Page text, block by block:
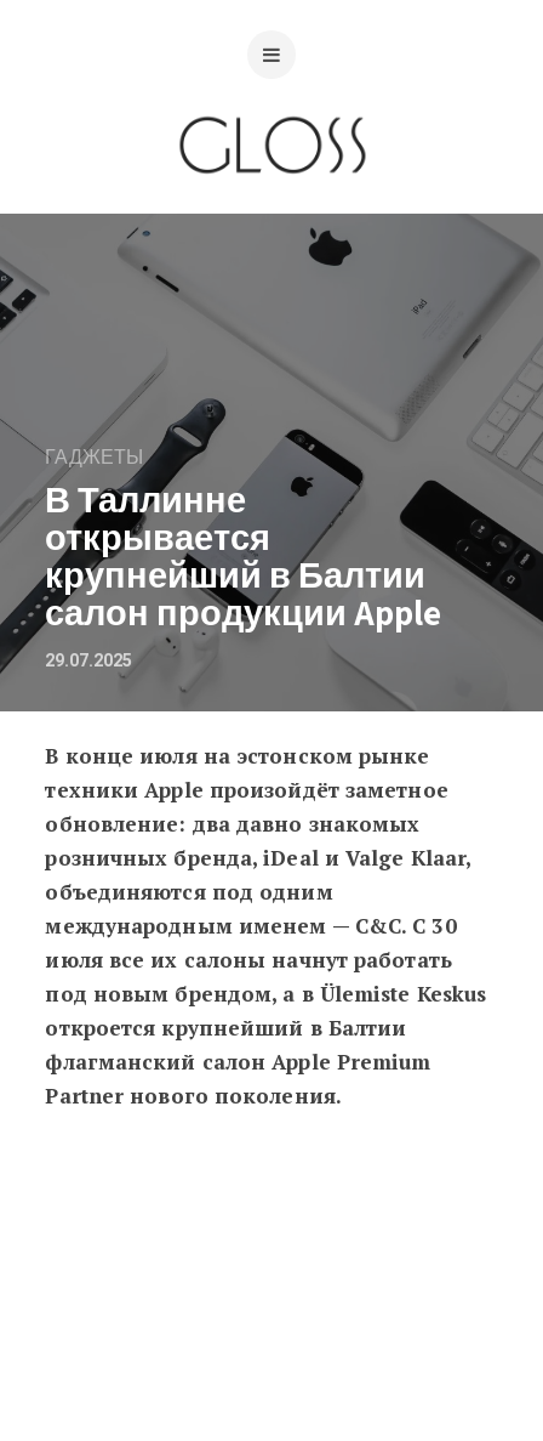
ГАДЖЕТЫ
В Таллинне
открывается
крупнейший в Балтии
салон продукции Apple
29.07.2025
В Таллинне открывается
В конце июля на эстонском рынке
техники Apple произойдёт заметное
обновление: два давно знакомых
розничных бренда, iDeal и Valge Klaar,
объединяются под одним
международным именем — C&C. С 30
июля все их салоны начнут работать
под новым брендом, а в Ülemiste Keskus
откроется крупнейший в Балтии
флагманский салон Apple Premium
Partner нового поколения.